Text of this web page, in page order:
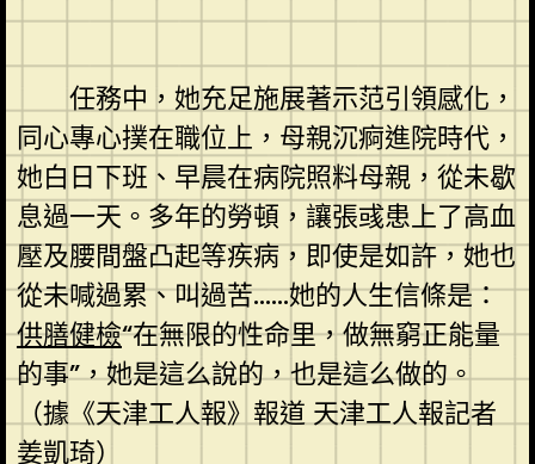
任務中，她充足施展著示范引領感化，
同心專心撲在職位上，母親沉痾進院時代，
她白日下班、早晨在病院照料母親，從未歇
息過一天。多年的勞頓，讓張彧患上了高血
壓及腰間盤凸起等疾病，即使是如許，她也
從未喊過累、叫過苦……她的人生信條是：
供膳健檢“在無限的性命里，做無窮正能量
的事”，她是這么說的，也是這么做的。
（據《天津工人報》報道 天津工人報記者
姜凱琦）